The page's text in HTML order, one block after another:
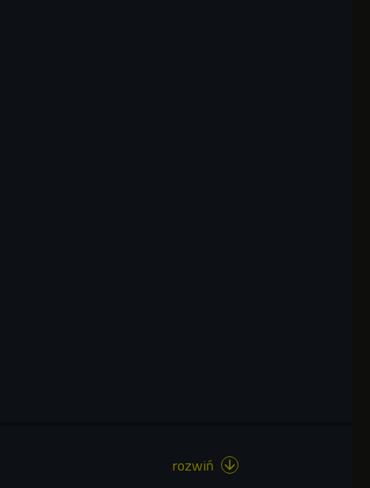
rozwiń 